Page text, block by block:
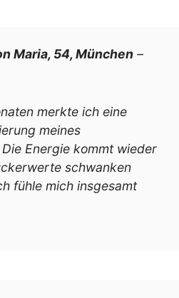
Maria, 54, München –
merkte ich eine
meines
Energie kommt wieder
schwanken
fühle mich insgesamt